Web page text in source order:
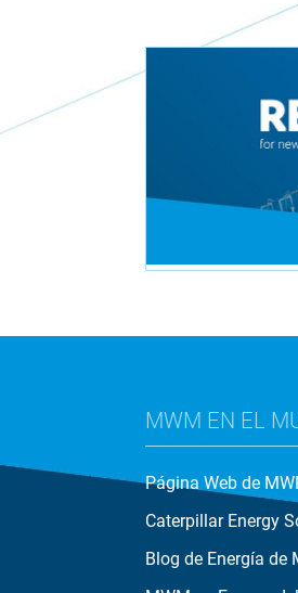
MWM EN EL
Página Web de
Caterpillar Energy
Blog de Energía de